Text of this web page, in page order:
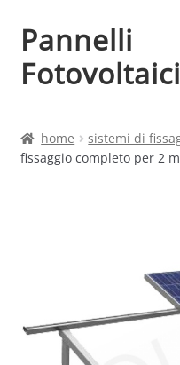
Vai
alla
navigazione
Vai
al
contenuto
Pannelli
Fotovoltaici
Cart
My account
home sistemi di
fissaggio completo per 2